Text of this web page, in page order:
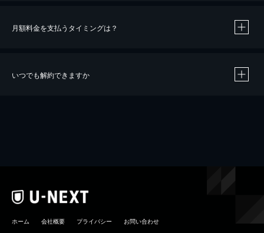
※40％ポイント還元の対象は、クレジットカード決済による作品の購入 / レンタルです。
月額料金を支払うタイミングは？
いつでも解約できますか
ホーム 会社概要 プライバシー お問い合わせ